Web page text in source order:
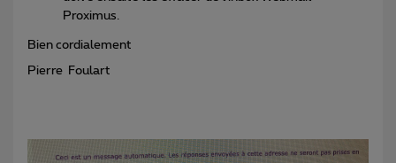
Proximus.
Bien cordialement
Pierre Foulart